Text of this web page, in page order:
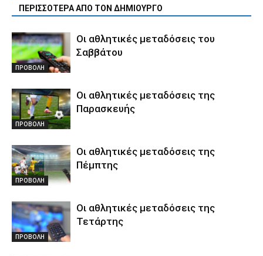
ΠΕΡΙΣΣΟΤΕΡΑ ΑΠΟ ΤΟΝ ΔΗΜΙΟΥΡΓΟ
ΠΡΟΒΟΛΗ
Οι αθλητικές μεταδόσεις του
Σαββάτου
ΠΡΟΒΟΛΗ
Οι αθλητικές μεταδόσεις της
Παρασκευής
ΠΡΟΒΟΛΗ
Οι αθλητικές μεταδόσεις της
Πέμπτης
ΠΡΟΒΟΛΗ
Οι αθλητικές μεταδόσεις της
Τετάρτης